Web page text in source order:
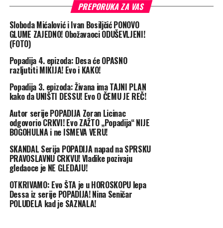
PREPORUKA ZA VAS
Sloboda Mićalović i Ivan Bosiljčić PONOVO
GLUME ZAJEDNO! Obožavaoci ODUŠEVLJENI!
(FOTO)
Popadija 4. epizoda: Desa će OPASNO
razljutiti MIKIJA! Evo i KAKO!
Popadija 3. epizoda: Živana ima TAJNI PLAN
kako da UNIŠTI DESSU! Evo O ČEMU JE REČ!
Autor serije POPADIJA Zoran Licinac
odgovorio CRKVI! Evo ZAŽTO „Popadija“ NIJE
BOGOHULNA i ne ISMEVA VERU!
SKANDAL Serija POPADIJA napad na SPRSKU
PRAVOSLAVNU CRKVU! Vladike pozivaju
gledaoce je NE GLEDAJU!
OTKRIVAMO: Evo ŠTA je u HOROSKOPU lepa
Dessa iz serije POPADIJA! Nina Seničar
POLUDELA kad je SAZNALA!